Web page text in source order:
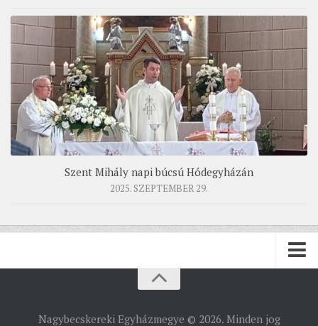
Szent Mihály napi búcsú Hódegyházán
2025. SZEPTEMBER 29.
Nagybecskereki Egyházmegye © 2026. Minden jog